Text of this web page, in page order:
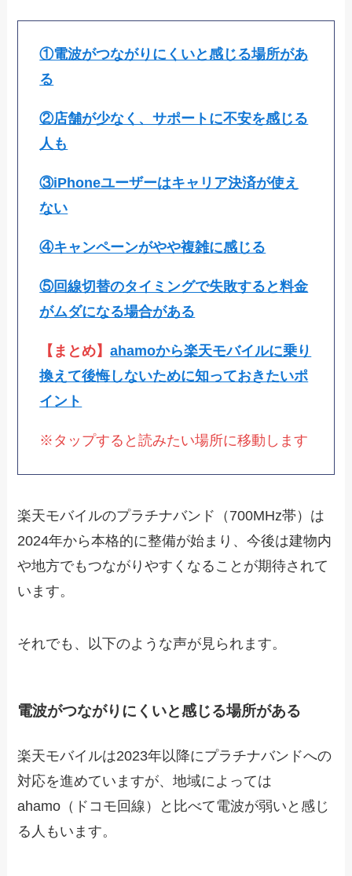
①電波がつながりにくいと感じる場所があ
る
②店舗が少なく、サポートに不安を感じる
人も
③iPhoneユーザーはキャリア決済が使え
ない
④キャンペーンがやや複雑に感じる
⑤回線切替のタイミングで失敗すると料金
がムダになる場合がある
【まとめ】ahamoから楽天モバイルに乗り
換えて後悔しないために知っておきたいポ
イント
※タップすると読みたい場所に移動します
楽天モバイルのプラチナバンド（700MHz帯）は
2024年から本格的に整備が始まり、今後は建物内
や地方でもつながりやすくなることが期待されて
います。
それでも、以下のような声が見られます。
電波がつながりにくいと感じる場所がある
楽天モバイルは2023年以降にプラチナバンドへの
対応を進めていますが、地域によっては
ahamo（ドコモ回線）と比べて電波が弱いと感じ
る人もいます。